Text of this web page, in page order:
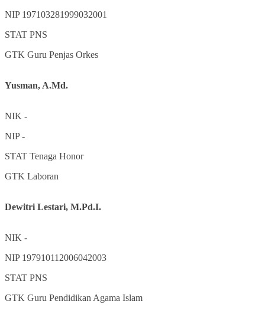
NIP 197103281999032001
STAT PNS
GTK Guru Penjas Orkes
Yusman, A.Md.
NIK -
NIP-
STAT Tenaga Honor
GTK Laboran
Dewitri Lestari, M.Pd.I.
NIK -
NIP 197910112006042003
STAT PNS
GTK Guru Pendidikan Agama Islam